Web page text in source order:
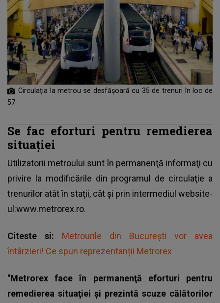
Circulaţia la metrou se desfăşoară cu 35 de trenuri în loc de
57
Se fac eforturi pentru remedierea
situaţiei
Utilizatorii metroului sunt în permanenţă informaţi cu
privire la modificările din programul de circulaţie a
trenurilor atât în staţii, cât şi prin intermediul website-
ul:www.metrorex.ro.
Citeste si: Metrourile din București vor avea
întârzieri! Ce spun reprezentanții Metrorex
"Metrorex face în permanenţă eforturi pentru
remedierea situaţiei şi prezintă scuze călătorilor